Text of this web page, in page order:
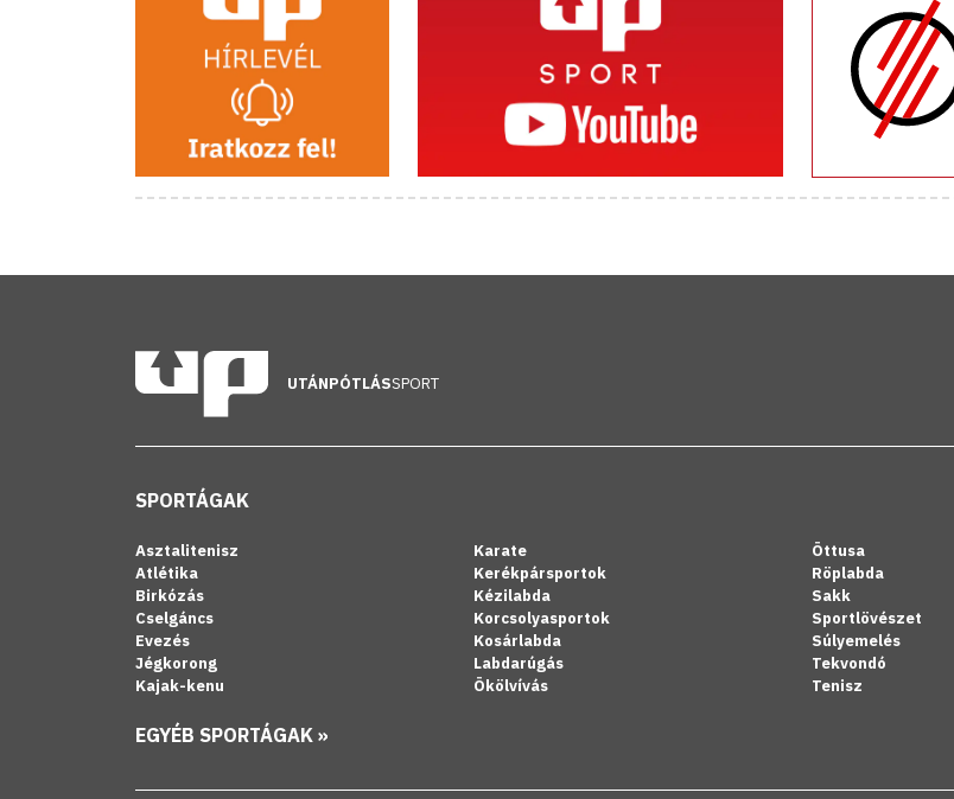
UTÁNPÓTLÁSSPORT
SPORTÁGAK
Asztalitenisz
Atlétika
Birkózás
Cselgáncs
Evezés
Jégkorong
Kajak-kenu
Karate
Kerékpársportok
Kézilabda
Korcsolyasportok
Kosárlabda
Labdarúgás
Ökölvívás
Öttusa
Röplabda
Sakk
Sportlövészet
Súlyemelés
Tekvondó
Tenisz
EGYÉB SPORTÁGAK »